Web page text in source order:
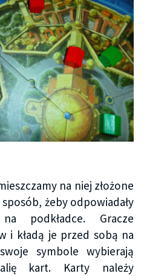
na niej złożone
żeby odpowiadały
podkładce. Gracze
i kładą je przed sobą na
symbole wybierają
kart. Karty należy